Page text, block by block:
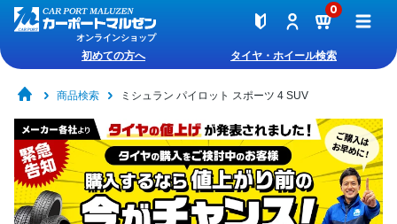
オンラインショップ
0
初めての方へ タイヤ・ホイール検索
商品検索 ミシュラン パイロット スポーツ 4 SUV